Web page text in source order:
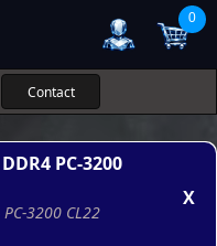
0
Contact
PC-3200
3200 CL22
X